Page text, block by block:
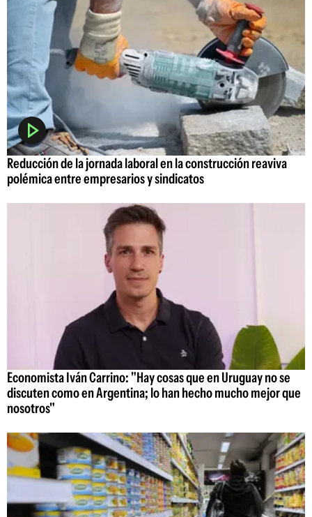
Reducción de la jornada laboral en la construcción reaviva
polémica entre empresarios y sindicatos
Economista Iván Carrino: "Hay cosas que en Uruguay no se
discuten como en Argentina; lo han hecho mucho mejor que
nosotros"